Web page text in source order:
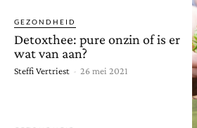
GEZONDHEID
Detoxthee: pure onzin of is er
wat van aan?
Steffi Vertriest - 26 mei 2021